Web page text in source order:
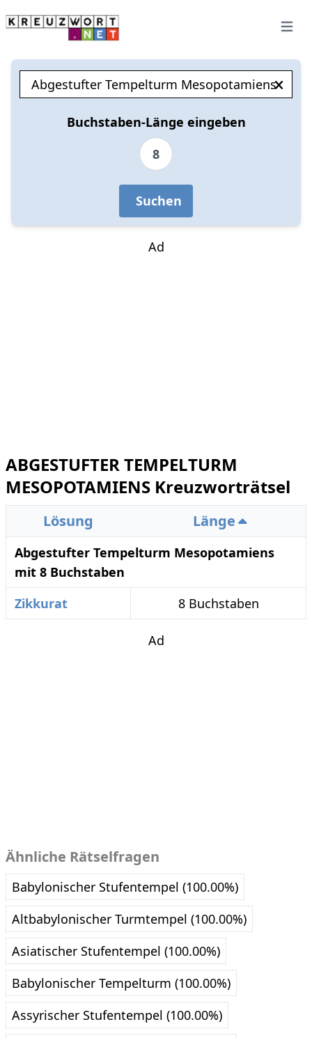
Open
Buchstaben-Länge eingeben
8
Suchen
Ad
ABGESTUFTER TEMPELTURM
MESOPOTAMIENS Kreuzworträtsel
Lösung Länge
Abgestufter Tempelturm Mesopotamiens
mit 8 Buchstaben
Zikkurat
8 Buchstaben
Ad
Ähnliche Rätselfragen
Babylonischer Stufentempel (100.00%)
Altbabylonischer Turmtempel (100.00%)
Asiatischer Stufentempel (100.00%)
Babylonischer Tempelturm (100.00%)
Assyrischer Stufentempel (100.00%)